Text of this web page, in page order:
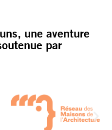
une aventure
par